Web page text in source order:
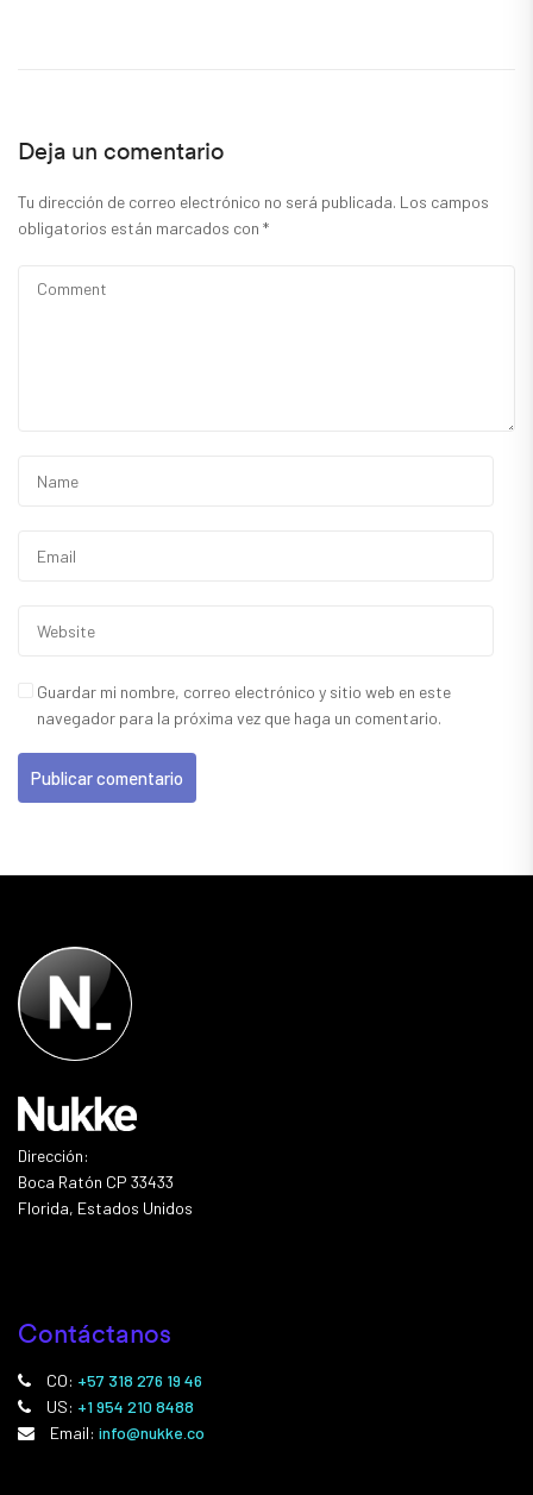
Deja un comentario
Tu dirección de correo electrónico no será publicada. Los campos
obligatorios están marcados con *
Guardar mi nombre, correo electrónico y sitio web en este
navegador para la próxima vez que haga un comentario.
Dirección:
Boca Ratón CP 33433
Florida, Estados Unidos
Contáctanos
CO: +57 318 276 19 46
US: +1 954 210 8488
Email: info@nukke.co